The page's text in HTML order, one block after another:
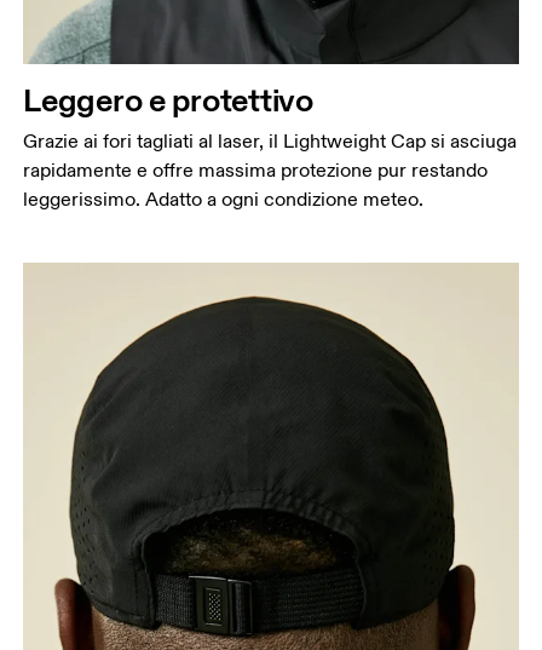
Circonferenza testa
Leggero e protettivo
Grazie ai fori tagliati al laser, il Lightweight Cap si asciuga
rapidamente e offre massima protezione pur restando
leggerissimo. Adatto a ogni condizione meteo.